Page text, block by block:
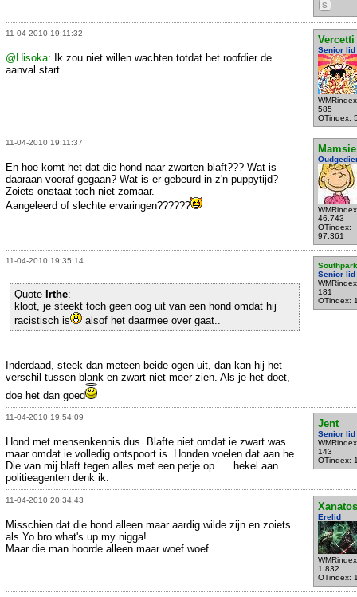
S
11-04-2010 19:11:32
Vercetti
Senior lid
585
OTindex:
@Hisoka: Ik zou niet willen wachten totdat het roofdier de
aanval start.
11-04-2010 19:11:37
Mamsie
46.743
OTindex:
97.361
En hoe komt het dat die hond naar zwarten blaft??? Wat is
daaraan vooraf gegaan? Wat is er gebeurd in z'n puppytijd?
Zoiets onstaat toch niet zomaar.
Aangeleerd of slechte ervaringen??????
11-04-2010 19:35:14
Senior lid
181
OTindex:
Quote Irthe:
kloot, je steekt toch geen oog uit van een hond omdat hij
racistisch is
alsof het daarmee over gaat..
Inderdaad, steek dan meteen beide ogen uit, dan kan hij het
verschil tussen blank en zwart niet meer zien. Als je het doet,
doe het dan goed
11-04-2010 19:54:09
Jent
Senior lid
143
OTindex:
Hond met mensenkennis dus. Blafte niet omdat ie zwart was
maar omdat ie volledig ontspoort is. Honden voelen dat aan he.
Die van mij blaft tegen alles met een petje op......hekel aan
politieagenten denk ik.
11-04-2010 20:34:43
Xanatos
Erelid
1.832
OTindex:
Misschien dat die hond alleen maar aardig wilde zijn en zoiets
als Yo bro what's up my nigga!
Maar die man hoorde alleen maar woef woef.